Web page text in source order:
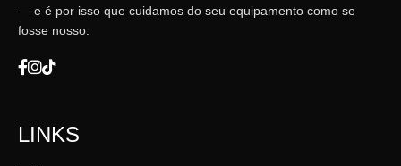
— e é por isso que cuidamos do seu equipamento como se
fosse nosso.
LINKS